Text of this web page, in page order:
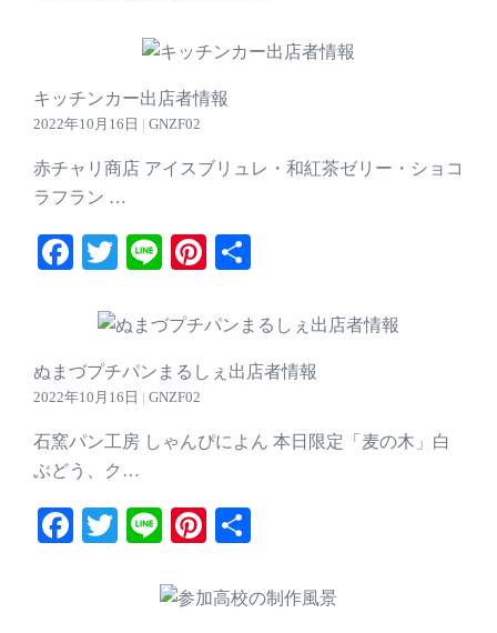
キッチンカー出店者情報
2022年10月16日 | GNZF02
赤チャリ商店 アイスブリュレ・和紅茶ゼリー・ショコ
ラフラン …
Facebook
TwitterLinePinterest
ぬまづプチパンまるしぇ出店者情報
2022年10月16日 | GNZF02
石窯パン工房 しゃんぴによん 本日限定「麦の木」白
ぶどう、ク…
Facebook
TwitterLinePinterest